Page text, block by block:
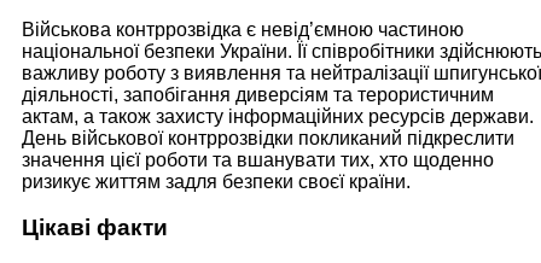
Військова контррозвідка є невід’ємною частиною
національної безпеки України. Її співробітники здійснюють
важливу роботу з виявлення та нейтралізації шпигунської
діяльності, запобігання диверсіям та терористичним
актам, а також захисту інформаційних ресурсів держави.
День військової контррозвідки покликаний підкреслити
значення цієї роботи та вшанувати тих, хто щоденно
ризикує життям задля безпеки своєї країни.
Цікаві факти